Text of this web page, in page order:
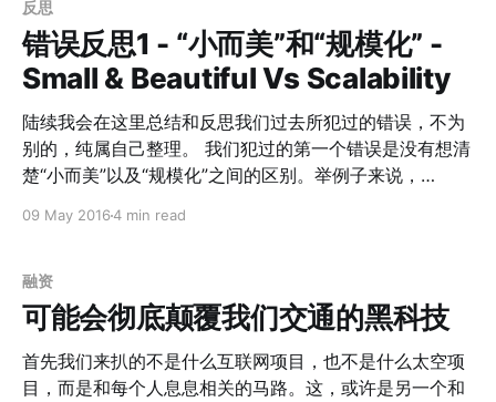
可能性。 1. 人类永生的实现，带来的资源的紧缺。随着基
因和生物技术的快速发展，在《奇点临近》这本书中，作
者提出奇点 到来的时间是2045年左右。那个时
比利时的路易斯卡夫曼写的书：《不懂带人，你就自己干
到死》。创业和打天下一样，领导人需要的是格局观，但
是不要求你什么方面都比员工伙伴强。培养出一组执行力
超强的队伍，每个人发挥自己最强的方面，才更有合力。
有人会说，创业团队，每个人都是多面手，不是更好的事
情么？如果从交易成本和价值创造的角度考虑： 1. 如果每
个人熟悉的领域完全一致，大家都是多面手，形成的合集
集会变大，但是交易成本会极大提升，广度提升的优势会
员，应该和张良、萧何、韩信一样，知识层面有一定交
集，
反思
错误反思1 - “小而美”和“规模化” -
Small & Beautiful Vs Scalability
陆续我会在这里总结和反思我们过去所犯过的错误，不为
别的，纯属自己整理。 我们犯过的第一个错误是没有想清
楚“小而美”以及“规模化”之间的区别。举例子来说，
换。这里首先需要想明白这个领域的特点，然后是自己想
卖给高端人物的钓鱼工具，市场天花板可以轻易被计算出
来。即便走烧钱的规模化路线，别人给你估值一个亿；但
如果你的市场规模最多也就是一个亿，这会意味着在考虑
到通货膨胀等问题的情况下，投资人永远无法收回回报。
对于这种领域，Make Money From Day One的意义要远
09 May 20164 min read
融资
可能会彻底颠覆我们交通的黑科技
首先我们来扒的不是什么互联网项目，也不是什么太空项
目，而是和每个人息息相关的马路。这，或许是另一个和